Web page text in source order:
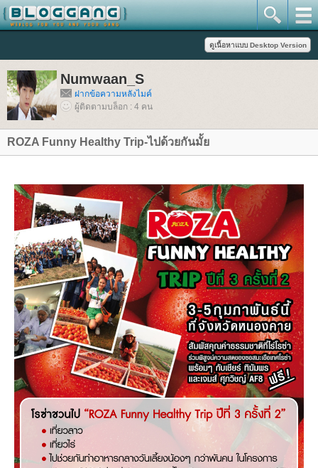
Numwaan_S
ฝากข้อความหลังไมค์
ผู้ติดตามบล็อก : 4 คน
ROZA Funny Healthy Trip-ไปด้วยกันมั้